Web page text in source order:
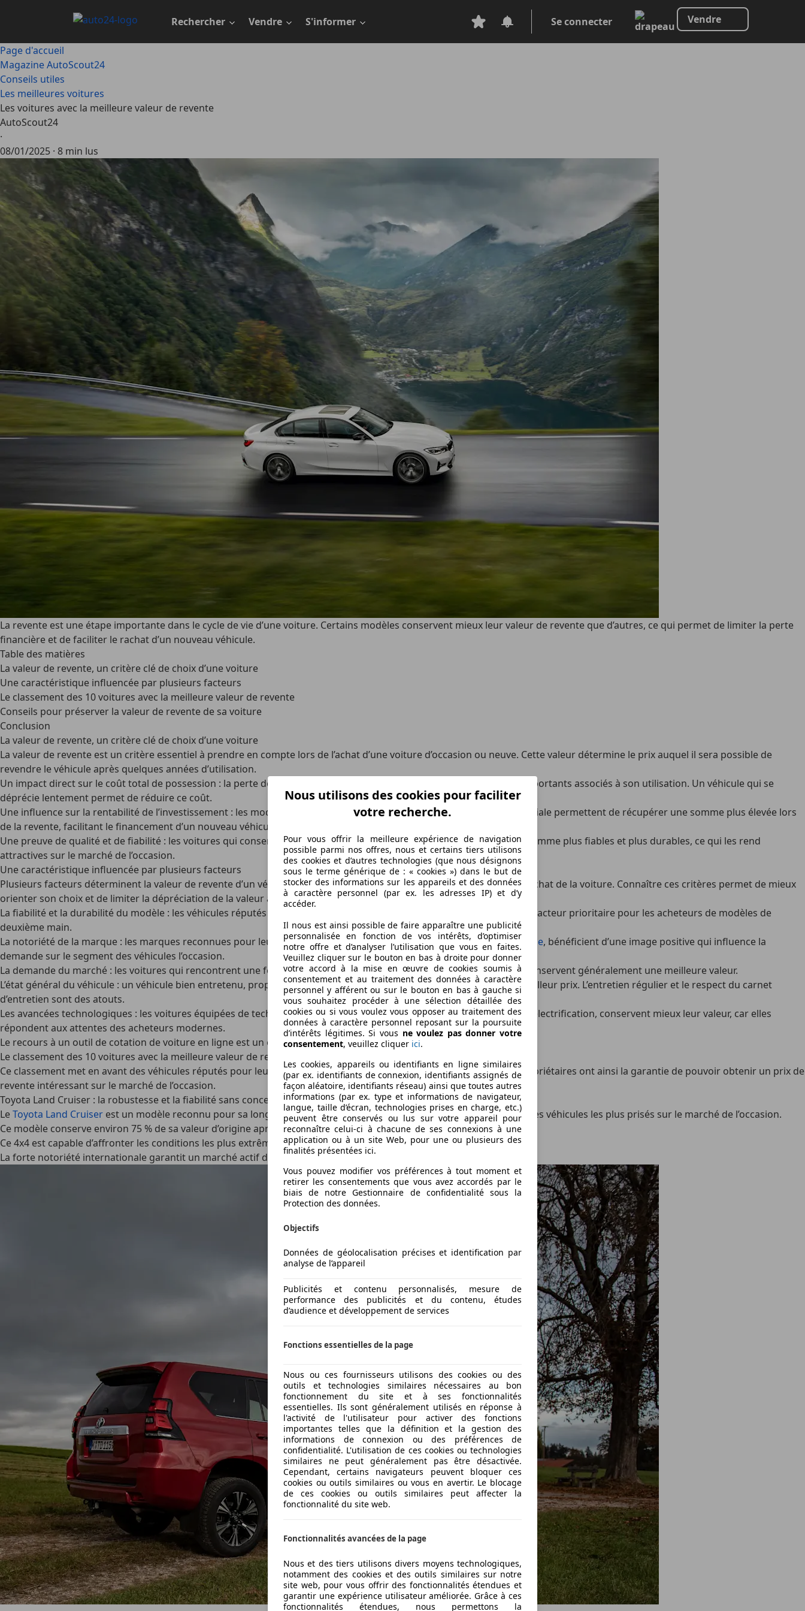
principal
Rechercher Vendre S'informer Se connecter Vendre
Page d'accueil
Magazine AutoScout24
Conseils utiles
Les meilleures voitures
Les voitures avec la meilleure valeur de revente
AutoScout24
·
08/01/2025 · 8 min lus
La revente est une étape importante dans le cycle de vie d’une voiture. Certains modèles conservent mieux leur valeur de revente que d’autres, ce qui permet de limiter la perte
financière et de faciliter le rachat d’un nouveau véhicule.
Table des matières
La valeur de revente, un critère clé de choix d’une voiture
Une caractéristique influencée par plusieurs facteurs
Le classement des 10 voitures avec la meilleure valeur de revente
Conseils pour préserver la valeur de revente de sa voiture
Conclusion
La valeur de revente, un critère clé de choix d’une voiture
La valeur de revente est un critère essentiel à prendre en compte lors de l’achat d’une voiture d’occasion ou neuve. Cette valeur détermine le prix auquel il sera possible de
revendre le véhicule après quelques années d’utilisation.
Un impact direct sur le coût total de possession : la perte de valeur d’une voiture représente l’un des coûts les plus importants associés à son utilisation. Un véhicule qui se
déprécie lentement permet de réduire ce coût.
Une influence sur la rentabilité de l’investissement : les modèles qui conservent une part importante de leur valeur initiale permettent de récupérer une somme plus élevée lors
de la revente, facilitant le financement d’un nouveau véhicule.
Une preuve de qualité et de fiabilité : les voitures qui conservent une bonne valeur de revente sont souvent perçues comme plus fiables et plus durables, ce qui les rend
attractives sur le marché de l’occasion.
Une caractéristique influencée par plusieurs facteurs
Plusieurs facteurs déterminent la valeur de revente d’un véhicule, et certains d’entre eux peuvent être anticipés dès l’achat de la voiture. Connaître ces critères permet de mieux
orienter son choix et de limiter la dépréciation de la valeur au fil des années.
La fiabilité et la durabilité du modèle : les véhicules réputés pour leur fiabilité conservent mieux leur valeur, car c’est le facteur prioritaire pour les acheteurs de modèles de
deuxième main.
La notoriété de la marque : les marques reconnues pour leur fiabilité ou leur prestige, commeToyota,LexusouPorsche, bénéficient d’une image positive qui influence la
demande sur le segment des véhicules l’occasion.
La demande du marché : les voitures qui rencontrent une forte demande en reprise, comme les SUV ou les pick-up, conservent généralement une meilleure valeur.
L’état général du véhicule : un véhicule bien entretenu, propre, sans rayures ni dommages majeurs, se revend à un meilleur prix. L’entretien régulier et le respect du carnet
d’entretien sont des atouts.
Les avancées technologiques : les voitures équipées de technologies modernes, comme l’assistance à la conduite ou l’électrification, conservent mieux leur valeur, car elles
répondent aux attentes des acheteurs modernes.
Le recours à un outil de cotation de voiture en ligne est un excellent moyen d’obtenir une estimation gratuite fiable.
Le classement des 10 voitures avec la meilleure valeur de revente
Ce classement met en avant des véhicules réputés pour leur fiabilité, leur popularité et leurs performances. Leurs propriétaires ont ainsi la garantie de pouvoir obtenir un prix de
revente intéressant sur le marché de l’occasion.
Toyota Land Cruiser : la robustesse et la fiabilité sans concession
LeToyota Land Cruiser est un modèle reconnu pour sa longévité et ses performances tout-terrain, ce qui en fait l’un des véhicules les plus prisés sur le marché de l’occasion.
Ce modèle conserve environ 75 % de sa valeur d’origine après 5 ans.
Ce 4x4 est capable d’affronter les conditions les plus extrêmes.
La forte notoriété internationale garantit un marché actif d’acheteurs potentiels.
Nous utilisons des cookies pour faciliter
votre recherche.
Pour vous offrir la meilleure expérience de navigation
possible parmi nos offres, nous et certains tiers utilisons
des cookies et d’autres technologies (que nous désignons
sous le terme générique de : « cookies ») dans le but de
stocker des informations sur les appareils et des données
à caractère personnel (par ex. les adresses IP) et d’y
accéder.
Il nous est ainsi possible de faire apparaître une publicité
personnalisée en fonction de vos intérêts, d’optimiser
notre offre et d’analyser l’utilisation que vous en faites.
Veuillez cliquer sur le bouton en bas à droite pour donner
votre accord à la mise en œuvre de cookies soumis à
consentement et au traitement des données à caractère
personnel y afférent ou sur le bouton en bas à gauche si
vous souhaitez procéder à une sélection détaillée des
cookies ou si vous voulez vous opposer au traitement des
données à caractère personnel reposant sur la poursuite
d’intérêts légitimes. Si vous ne voulez pas donner votre
consentement, veuillez cliquer ici.
Les cookies, appareils ou identifiants en ligne similaires
(par ex. identifiants de connexion, identifiants assignés de
façon aléatoire, identifiants réseau) ainsi que toutes autres
informations (par ex. type et informations de navigateur,
langue, taille d’écran, technologies prises en charge, etc.)
peuvent être conservés ou lus sur votre appareil pour
reconnaître celui-ci à chacune de ses connexions à une
application ou à un site Web, pour une ou plusieurs des
finalités présentées ici.
Vous pouvez modifier vos préférences à tout moment et
retirer les consentements que vous avez accordés par le
biais de notre Gestionnaire de confidentialité sous la
Protection des données.
Objectifs
Données de géolocalisation précises et identification par
analyse de l’appareil
Publicités et contenu personnalisés, mesure de
performance des publicités et du contenu, études
d’audience et développement de services
Fonctions essentielles de la page
Nous ou ces fournisseurs utilisons des cookies ou des
outils et technologies similaires nécessaires au bon
fonctionnement du site et à ses fonctionnalités
essentielles. Ils sont généralement utilisés en réponse à
l'activité de l'utilisateur pour activer des fonctions
importantes telles que la définition et la gestion des
informations de connexion ou des préférences de
confidentialité. L'utilisation de ces cookies ou technologies
similaires ne peut généralement pas être désactivée.
Cependant, certains navigateurs peuvent bloquer ces
cookies ou outils similaires ou vous en avertir. Le blocage
de ces cookies ou outils similaires peut affecter la
fonctionnalité du site web.
Fonctionnalités avancées de la page
Nous et des tiers utilisons divers moyens technologiques,
notamment des cookies et des outils similaires sur notre
site web, pour vous offrir des fonctionnalités étendues et
garantir une expérience utilisateur améliorée. Grâce à ces
fonctionnalités étendues, nous permettons la